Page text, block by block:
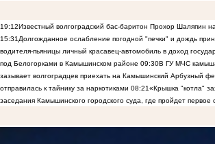
19:12Известный волгоградский бас-баритон Прохор Шаляпин
15:31 Долгожданное ослабление погодной "печки" и дождь
водителя-пьяницы личный красавец-автомобиль в доход
под Белогорками в Камышинском районе 09:30В ГУ МЧС
зазывает волгоградцев приехать на Камышинский Арбузный
отправилась к тайнику за наркотиками 08:21«Крышка "котла"
заседания Камышинского городского суда, где пройдет